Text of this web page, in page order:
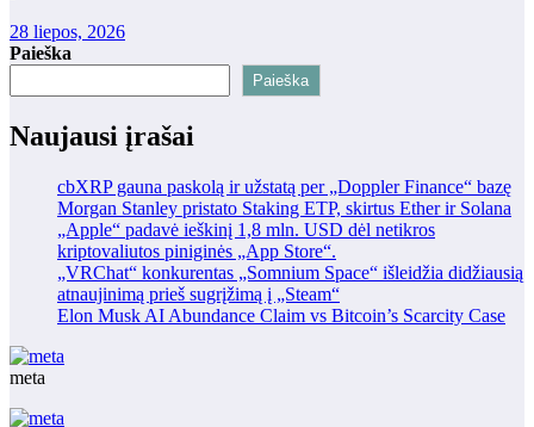
28 liepos, 2026
Paieška
Paieška
Naujausi įrašai
cbXRP gauna paskolą ir užstatą per „Doppler Finance“ bazę
Morgan Stanley pristato Staking ETP, skirtus Ether ir Solana
„Apple“ padavė ieškinį 1,8 mln. USD dėl netikros
kriptovaliutos piniginės „App Store“.
„VRChat“ konkurentas „Somnium Space“ išleidžia didžiausią
atnaujinimą prieš sugrįžimą į „Steam“
Elon Musk AI Abundance Claim vs Bitcoin’s Scarcity Case
meta